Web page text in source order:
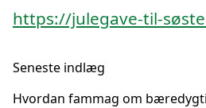
https://julegave-til-
Seneste indlæg
Hvordan fammag om